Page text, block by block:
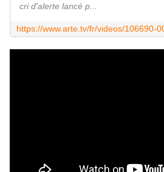
cri d'alerte lancé p...